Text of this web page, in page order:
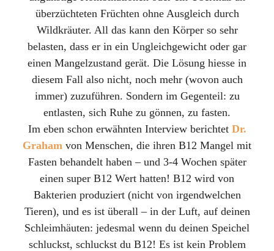
überzüchteten Früchten ohne Ausgleich durch
Wildkräuter. All das kann den Körper so sehr
belasten, dass er in ein Ungleichgewicht oder gar
einen Mangelzustand gerät. Die Lösung hiesse in
diesem Fall also nicht, noch mehr (wovon auch
immer) zuzuführen. Sondern im Gegenteil: zu
entlasten, sich Ruhe zu gönnen, zu fasten.
Im eben schon erwähnten Interview berichtet Dr.
Graham von Menschen, die ihren B12 Mangel mit
Fasten behandelt haben – und 3-4 Wochen später
einen super B12 Wert hatten! B12 wird von
Bakterien produziert (nicht von irgendwelchen
Tieren), und es ist überall – in der Luft, auf deinen
Schleimhäuten: jedesmal wenn du deinen Speichel
schluckst, schluckst du B12! Es ist kein Problem